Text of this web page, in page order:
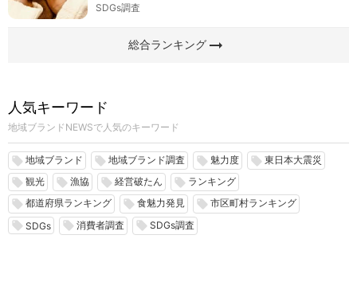
SDGs調査
総合ランキングarrow_right_alt
人気キーワード
地域ブランドNEWSで人気のキーワード
local_offer 地域ブランド local_offer 地域ブランド調査 local_offer 魅力度 local_offer 東日本大震災
local_offer 観光 local_offer 漁協 local_offer 経営破たん local_offer ランキング
local_offer 都道府県ランキング local_offer 食魅力発見 local_offer 市区町村ランキング
local_offer SDGs local_offer 消費者調査 local_offer SDGs調査